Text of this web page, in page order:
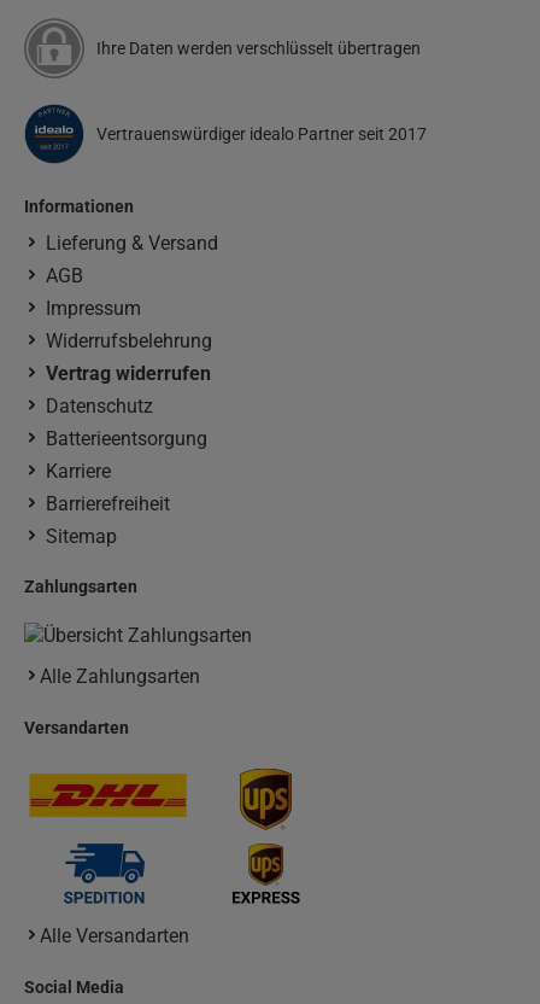
Ihre Daten werden verschlüsselt übertragen
Vertrauenswürdiger idealo Partner seit 2017
Informationen
Lieferung & Versand
AGB
Impressum
Widerrufsbelehrung
Vertrag widerrufen
Datenschutz
Batterieentsorgung
Karriere
Barrierefreiheit
Sitemap
Zahlungsarten
Alle Zahlungsarten
Versandarten
Alle Versandarten
Social Media